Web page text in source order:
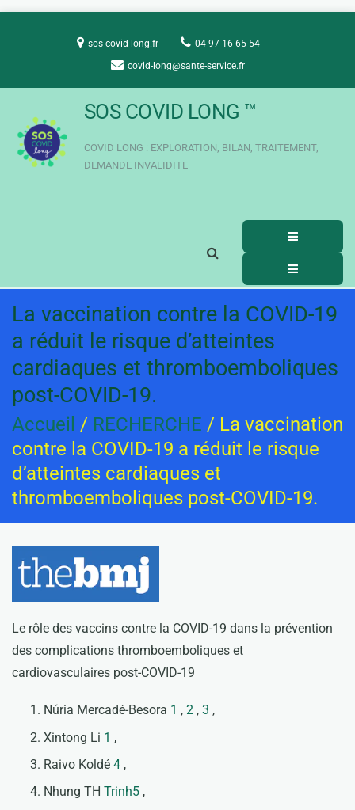
sos-covid-long.fr
04 97 16 65 54
covid-long@sante-service.fr
SOS COVID LONG ™
COVID LONG : EXPLORATION, BILAN, TRAITEMENT,
DEMANDE INVALIDITE
Afficher
de
recherche
Menu
pour
mobile
Menu
descktop
La vaccination contre la COVID-19
a réduit le risque d’atteintes
cardiaques et thromboemboliques
post-COVID-19.
Accueil / RECHERCHE / La vaccination
contre la COVID-19 a réduit le risque
d’atteintes cardiaques et
thromboemboliques post-COVID-19.
Le rôle des vaccins contre la COVID-19 dans la prévention
des complications thromboemboliques et
cardiovasculaires post-COVID-19
Núria Mercadé-Besora 1 , 2 , 3 ,
Xintong Li 1 ,
Raivo Koldé 4 ,
Nhung TH Trinh5 ,